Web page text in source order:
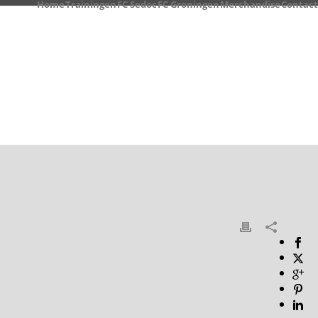
HomeTrainingenFC SedocFC GroningenMerchandiseContact